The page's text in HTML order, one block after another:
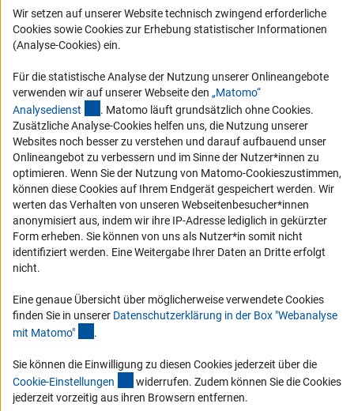
Karriere
Logo und Corporate Design
RSS-Feeds
Compliance
Vergabeverfahren
Barrierefreiheit
Service und Informationen für Menschen mit Behinderungen
Erklärung zur Barrierefreiheit
Barriere melden
DFG-aktuell
Erhalten Sie Neuigkeiten aus der DFG direkt in Ihr Mailpostfach oder
Zum Newsletter
Wir setzen auf unserer Website technisch zwingend erforderliche
Cookies sowie Cookies zur Erhebung statistischer Informationen
(Analyse-Cookies) ein.
Für die statistische Analyse der Nutzung unserer Onlineangebote
verwenden wir auf unserer Webseite den „Matomo“
Analysedienst (externer Link)
. Matomo läuft grundsätzlich ohne Cookies.
Zusätzliche Analyse-Cookies helfen uns, die Nutzung unserer
Websites noch besser zu verstehen und darauf aufbauend unser
Onlineangebot zu verbessern und im Sinne der Nutzer*innen zu
optimieren. Wenn Sie der Nutzung von Matomo-Cookieszustimmen,
können diese Cookies auf Ihrem Endgerät gespeichert werden. Wir
werten das Verhalten von unseren Webseitenbesucher*innen
anonymisiert aus, indem wir ihre IP-Adresse lediglich in gekürzter
Form erheben. Sie können von uns als Nutzer*in somit nicht
identifiziert werden. Eine Weitergabe Ihrer Daten an Dritte erfolgt
nicht.
Eine genaue Übersicht über möglicherweise verwendete Cookies
finden Sie in unserer Datenschutzerklärung in der Box "Webanalyse
mit Matomo" .
Sie können die Einwilligung zu diesen Cookies jederzeit über die
Cookie-Einstellungen (interner Link)
widerrufen. Zudem können Sie die Cookies
jederzeit vorzeitig aus ihren Browsern entfernen.